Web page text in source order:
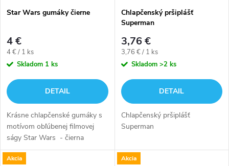
Star Wars gumáky čierne
4 €
Jednotková
cena:
4 € / 1 ks
Skladom 1 ks
DETAIL
Krásne chlapčenské gumáky s
motívom obľúbenej filmovej
ságy Star Wars - čierna
farbaTieto gumáky s pevnou
protišmykou podrážkou si Vaše
Chlapčenský pršiplášť
Superman
3,76 €
Jednotková
cena:
3,76 € / 1 ks
Skladom >2 ks
DETAIL
Chlapčenský pršiplášť
Superman
Akcia
Akcia